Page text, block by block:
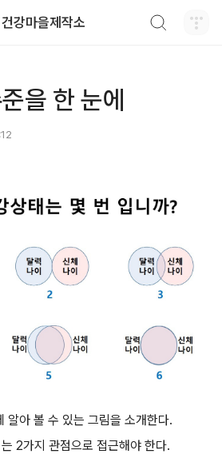
건강마을제작소
을 한 눈에
알아 볼 수 있는 그림을 소개한다.
2가지 관점으로 접근해야 한다.